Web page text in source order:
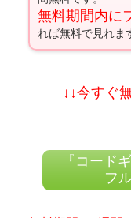
無料期間内に
れば無料で見れま
↓↓今すぐ
『コード
フ